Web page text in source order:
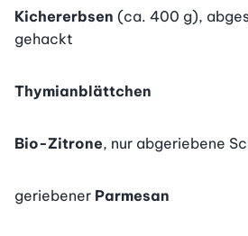
Kichererbsen (ca. 400 g),
gehackt
Thymianblättchen
Bio-Zitrone, nur abgeriebene
geriebener Parmesan